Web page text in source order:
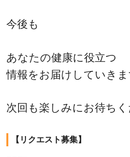
今後も
あなたの健康に役立つ
情報をお届けしていきま
次回も楽しみにお待ちく
【リクエスト募集】